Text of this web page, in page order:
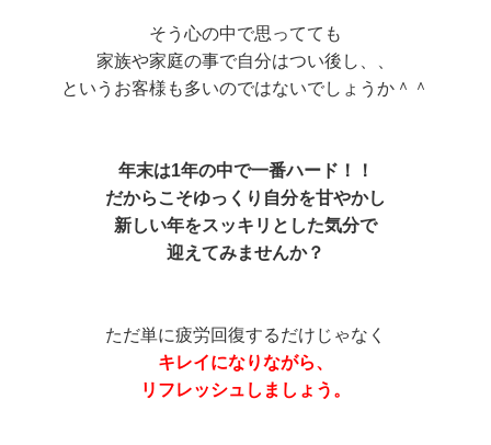
そう心の中で思ってても
家族や家庭の事で自分はつい後し、、
というお客様も多いのではないでしょうか＾＾
年末は1年の中で一番ハード！！
だからこそゆっくり自分を甘やかし
新しい年をスッキリとした気分で
迎えてみませんか？
ただ単に疲労回復するだけじゃなく
キレイになりながら、
リフレッシュしましょう。